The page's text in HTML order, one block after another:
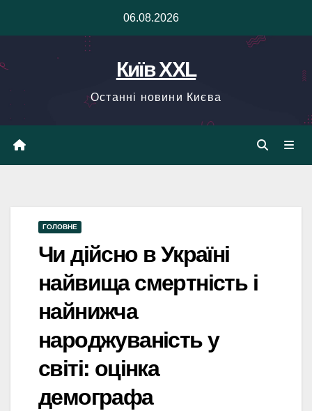
06.08.2026
Київ XXL
Останні новини Києва
ГОЛОВНЕ
Чи дійсно в Україні
найвища смертність і
найнижча
народжуваність у
світі: оцінка
демографа